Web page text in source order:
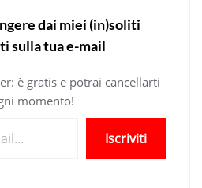
dai miei (in)soliti
sulla tua e-mail
è gratis e potrai cancellarti
momento!
Iscriviti